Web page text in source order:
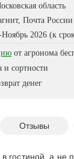
область
Почта России
Ноябрь 2026 (к
от агронома
и сортности
денег
Отзывы
гостиной, а не